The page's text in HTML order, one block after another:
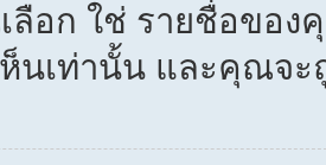
อก ใช่ รายชื่อของ
นเท่านั้น และคุณจ